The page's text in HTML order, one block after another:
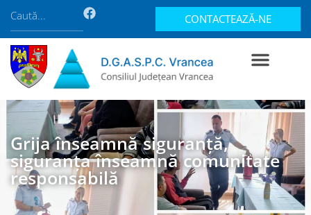
CONTACTEAZĂ-NE
Grija înseamnă siguranță,
siguranța înseamnă comunitate
responsabilă